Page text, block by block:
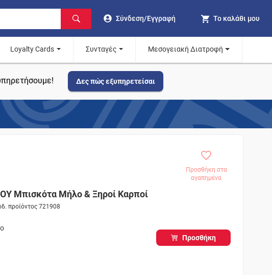
Σύνδεση/Εγγραφή Το καλάθι μου
Loyalty Cards Συνταγές Μεσογειακή Διατροφή
Δες πώς εξυπηρετείσαι
Προσθήκη στα
αγαπημένα
Μπισκότα Μήλο & Ξηροί Καρποί
προϊόντος 721908
Προσθήκη